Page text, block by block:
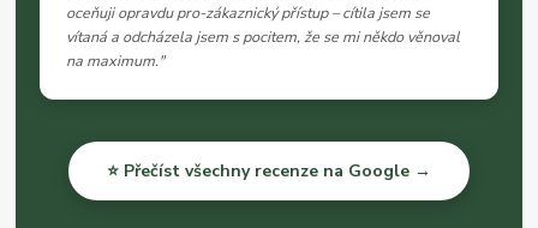
oceňuji opravdu pro-zákaznický přístup – cítila jsem se
vítaná a odcházela jsem s pocitem, že se mi někdo věnoval
na maximum."
⭐ Přečíst všechny recenze na Google →